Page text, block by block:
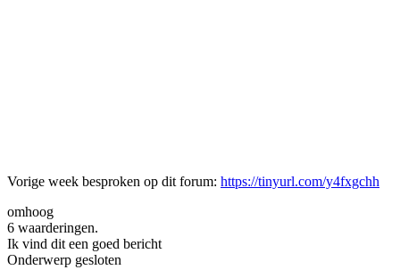
Vorige week besproken op dit forum: https://tinyurl.com/y4fxgchh
omhoog
6 waarderingen.
Ik vind dit een goed bericht
Onderwerp gesloten